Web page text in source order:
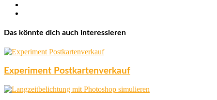
Das könnte dich auch interessieren
Experiment Postkartenverkauf